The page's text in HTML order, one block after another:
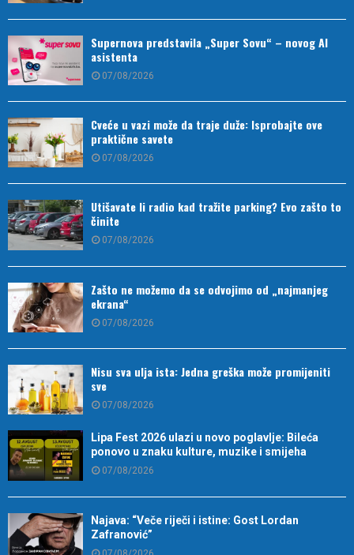
Supernova predstavila „Super Sovu“ – novog AI
asistenta
07/08/2026
Cveće u vazi može da traje duže: Isprobajte ove
praktične savete
07/08/2026
Utišavate li radio kad tražite parking? Evo zašto to
činite
07/08/2026
Zašto ne možemo da se odvojimo od „najmanjeg
ekrana“
07/08/2026
Nisu sva ulja ista: Jedna greška može promijeniti
sve
07/08/2026
Lipa Fest 2026 ulazi u novo poglavlje: Bileća
ponovo u znaku kulture, muzike i smijeha
07/08/2026
Najava: “Veče riječi i istine: Gost Lordan
Zafranović”